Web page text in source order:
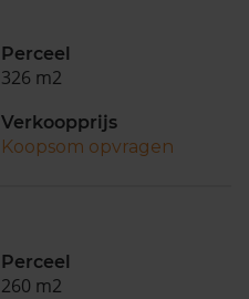
Perceel
326 m2
Verkoopprijs
Koopsom opvragen
Perceel
260 m2